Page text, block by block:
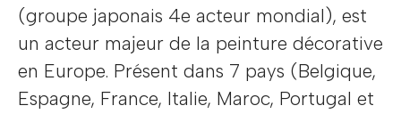
(groupe japonais 4e acteur mondial), est
un acteur majeur de la peinture décorative
en Europe. Présent dans 7 pays (Belgique,
Espagne, France, Italie, Maroc, Portugal et